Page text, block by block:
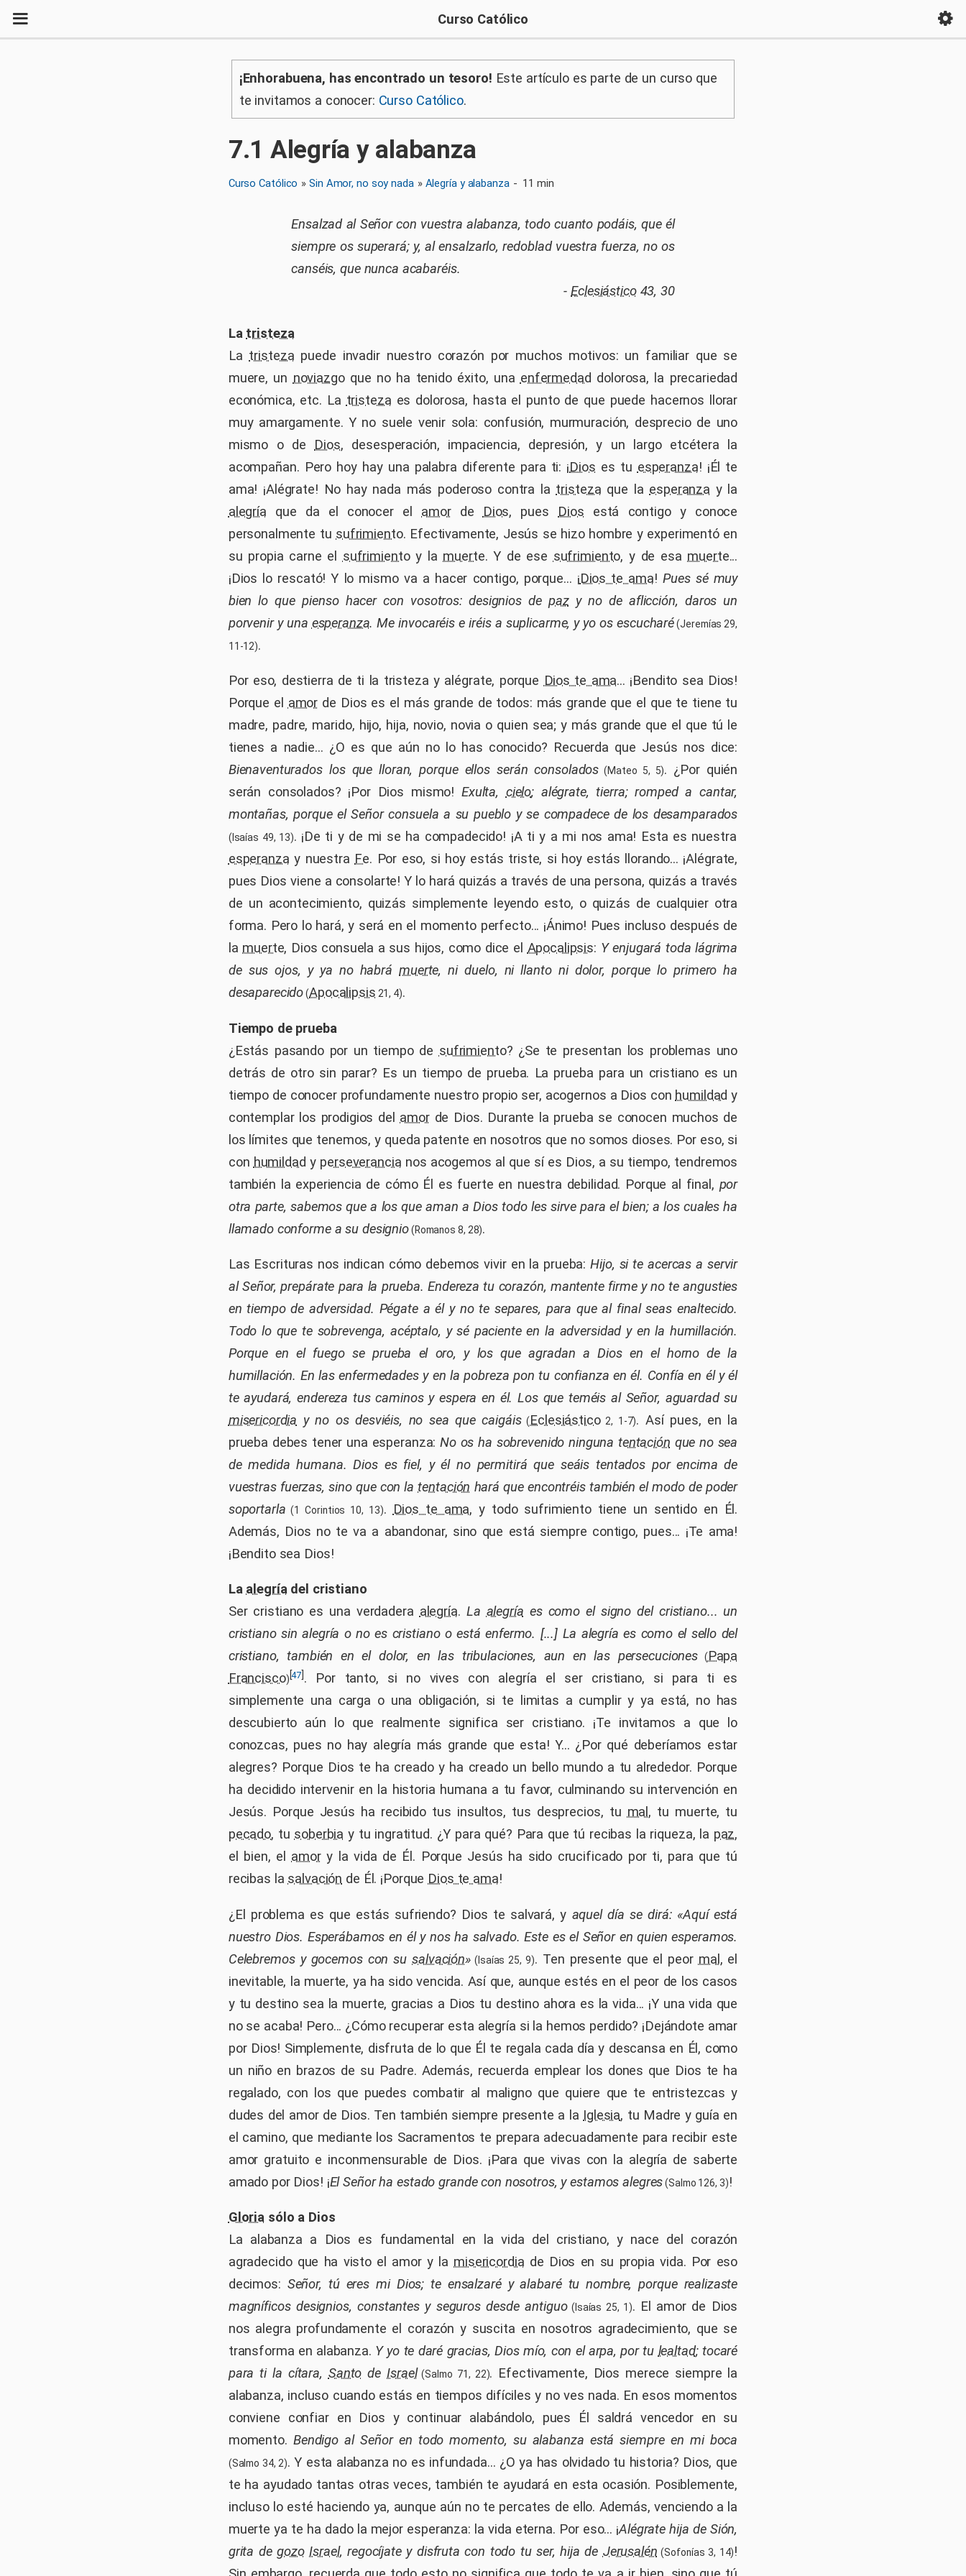
Curso Católico
¡Enhorabuena, has encontrado un tesoro! Este artículo es parte de un curso que
te invitamos a conocer: Curso Católico.
7.1 Alegría y alabanza
Curso Católico »Sin Amor, no soy nada » Alegría y alabanza - 11 min
Ensalzad al Señor con vuestra alabanza, todo cuanto podáis, que él
siempre os superará; y, al ensalzarlo, redoblad vuestra fuerza, no os
canséis, que nunca acabaréis.
-Eclesiástico43, 30
La tristeza
La tristeza puede invadir nuestro corazón por muchos motivos: un familiar que se
muere, un noviazgoque no ha tenido éxito, una enfermedad dolorosa, la precariedad
económica, etc. La tristeza es dolorosa, hasta el punto de que puede hacernos llorar
muy amargamente. Y no suele venir sola: confusión, murmuración, desprecio de uno
mismo o de Dios, desesperación, impaciencia, depresión, y un largo etcétera la
acompañan. Pero hoy hay una palabra diferente para ti: ¡Dios es tu esperanza! ¡Él te
ama! ¡Alégrate! No hay nada más poderoso contra la tristeza que la esperanza y la
alegría que da el conocer el amorde Dios, pues Dios está contigo y conoce
personalmente tu sufrimiento. Efectivamente, Jesús se hizo hombre y experimentó en
su propia carne el sufrimientoy la muerte. Y de ese sufrimiento, y de esa muerte...
¡Dios lo rescató! Y lo mismo va a hacer contigo, porque... ¡Dios te ama! Pues sé muy
bien lo que pienso hacer con vosotros: designios depazy no de aflicción, daros un
porvenir y una esperanza. Me invocaréis e iréis a suplicarme, y yo os escucharé(Jeremías 29,
11-12).
Por eso, destierra de ti la tristeza y alégrate, porque Dios te ama... ¡Bendito sea Dios!
Porque el amor de Dios es el más grande de todos: más grande que el que te tiene tu
madre, padre, marido, hijo, hija, novio, novia o quien sea; y más grande que el que tú le
tienes a nadie... ¿O es que aún no lo has conocido? Recuerda que Jesús nos dice:
Bienaventurados los que lloran, porque ellos serán consolados (Mateo 5, 5). ¿Por quién
serán consolados? ¡Por Dios mismo! Exulta, cielo; alégrate, tierra; romped a cantar,
montañas, porque el Señor consuela a su pueblo y se compadece de los desamparados
(Isaías 49, 13). ¡De ti y de mi se ha compadecido! ¡A ti y a mi nos ama! Esta es nuestra
esperanza y nuestra Fe. Por eso, si hoy estás triste, si hoy estás llorando... ¡Alégrate,
pues Dios viene a consolarte! Y lo hará quizás a través de una persona, quizás a través
de un acontecimiento, quizás simplemente leyendo esto, o quizás de cualquier otra
forma. Pero lo hará, y será en el momento perfecto... ¡Ánimo! Pues incluso después de
la muerte, Dios consuela a sus hijos, como dice el Apocalipsis: Y enjugará toda lágrima
de sus ojos, y ya no habrámuerte, ni duelo, ni llanto ni dolor, porque lo primero ha
desaparecido(Apocalipsis 21, 4).
Tiempo de prueba
¿Estás pasando por un tiempo de sufrimiento? ¿Se te presentan los problemas uno
detrás de otro sin parar? Es un tiempo de prueba. La prueba para un cristiano es un
tiempo de conocer profundamente nuestro propio ser, acogernos a Dios con humildad y
contemplar los prodigios del amorde Dios. Durante la prueba se conocen muchos de
los límites que tenemos, y queda patente en nosotros que no somos dioses. Por eso, si
con humildad y perseverancia nos acogemos al que sí es Dios, a su tiempo, tendremos
también la experiencia de cómo Él es fuerte en nuestra debilidad. Porque al final, por
otra parte, sabemos que a los que aman a Dios todo les sirve para el bien; a los cuales ha
llamado conforme a su designio(Romanos 8, 28).
Las Escrituras nos indican cómo debemos vivir en la prueba:Hijo, si te acercas a servir
al Señor, prepárate para la prueba. Endereza tu corazón, mantente firme y no te angusties
en tiempo de adversidad. Pégate a él y no te separes, para que al final seas enaltecido.
Todo lo que te sobrevenga, acéptalo, y sé paciente en la adversidad y en la humillación.
Porque en el fuego se prueba el oro, y los que agradan a Dios en el horno de la
humillación. En las enfermedades y en la pobreza pon tu confianza en él. Confía en él y él
te ayudará, endereza tus caminos y espera en él. Los que teméis al Señor, aguardad su
misericordia y no os desviéis, no sea que caigáis(Eclesiástico2, 1-7). Así pues, en la
prueba debes tener una esperanza:No os ha sobrevenido ninguna tentación que no sea
de medida humana. Dios es fiel, y él no permitirá que seáis tentados por encima de
vuestras fuerzas, sino que con latentación hará que encontréis también el modo de poder
soportarla (1 Corintios 10, 13). Dios te ama, y todo sufrimiento tiene un sentido en Él.
Además, Dios no te va a abandonar, sino que está siempre contigo, pues... ¡Te ama!
¡Bendito sea Dios!
La alegríadel cristiano
Ser cristiano es una verdadera alegría. La alegría es como el signo del cristiano... un
cristiano sin alegría o no es cristiano o está enfermo. [...] La alegría es como el sello del
cristiano, también en el dolor, en las tribulaciones, aun en las persecuciones (Papa
Francisco)[47]. Por tanto, si no vives con alegría el ser cristiano, si para ti es
simplemente una carga o una obligación, si te limitas a cumplir y ya está, no has
descubierto aún lo que realmente significa ser cristiano. ¡Te invitamos a que lo
conozcas, pues no hay alegría más grande que esta! Y... ¿Por qué deberíamos estar
alegres? Porque Dios te ha creado y ha creado un bello mundo a tu alrededor. Porque
ha decidido intervenir en la historia humana a tu favor, culminando su intervención en
Jesús. Porque Jesús ha recibido tus insultos, tus desprecios, tu mal , tu muerte, tu
pecado, tu soberbia y tu ingratitud. ¿Y para qué? Para que tú recibas la riqueza, la paz,
el bien, el amory la vida de Él. Porque Jesús ha sido crucificado por ti, para que tú
recibas la salvación de Él. ¡Porque Dios te ama!
¿El problema es que estás sufriendo? Dios te salvará, y aquel día se dirá: «Aquí está
nuestro Dios. Esperábamos en él y nos ha salvado. Este es el Señor en quien esperamos.
Celebremos y gocemos con susalvación»(Isaías 25, 9). Ten presente que el peor mal, el
inevitable, la muerte, ya ha sido vencida. Así que, aunque estés en el peor de los casos
y tu destino sea la muerte, gracias a Dios tu destino ahora es la vida... ¡Y una vida que
no se acaba! Pero... ¿Cómo recuperar esta alegría si la hemos perdido? ¡Dejándote amar
por Dios! Simplemente, disfruta de lo que Él te regala cada día y descansa en Él, como
un niño en brazos de su Padre. Además, recuerda emplear los dones que Dios te ha
regalado, con los que puedes combatir al maligno que quiere que te entristezcas y
dudes del amor de Dios. Ten también siempre presente a la Iglesia, tu Madre y guía en
el camino, que mediante los Sacramentos te prepara adecuadamente para recibir este
amor gratuito e inconmensurable de Dios. ¡Para que vivas con la alegría de saberte
amado por Dios! ¡El Señor ha estado grande con nosotros, y estamos alegres(Salmo 126, 3)!
Gloria sólo a Dios
La alabanza a Dios es fundamental en la vida del cristiano, y nace del corazón
agradecido que ha visto el amor y la misericordia de Dios en su propia vida. Por eso
decimos: Señor, tú eres mi Dios; te ensalzaré y alabaré tu nombre, porque realizaste
magníficos designios, constantes y seguros desde antiguo(Isaías 25, 1). El amor de Dios
nos alegra profundamente el corazón y suscita en nosotros agradecimiento, que se
transforma en alabanza. Y yo te daré gracias, Dios mío, con el arpa, por tu lealtad; tocaré
para ti la cítara, Santo deIsrael(Salmo 71, 22). Efectivamente, Dios merece siempre la
alabanza, incluso cuando estás en tiempos difíciles y no ves nada. En esos momentos
conviene confiar en Dios y continuar alabándolo, pues Él saldrá vencedor en su
momento. Bendigo al Señor en todo momento, su alabanza está siempre en mi boca
(Salmo 34, 2). Y esta alabanza no es infundada... ¿O ya has olvidado tu historia? Dios, que
te ha ayudado tantas otras veces, también te ayudará en esta ocasión. Posiblemente,
incluso lo esté haciendo ya, aunque aún no te percates de ello. Además, venciendo a la
muerte ya te ha dado la mejor esperanza: la vida eterna. Por eso... ¡Alégrate hija de Sión,
grita degozo Israel, regocíjate y disfruta con todo tu ser, hija de Jerusalén (Sofonías 3, 14)!